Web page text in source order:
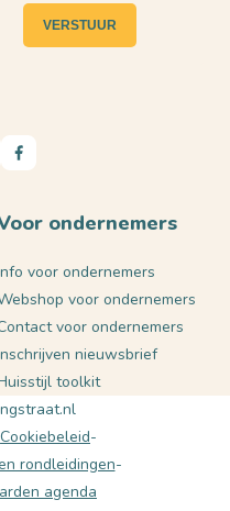
VERSTUUR
ondernemers
voor ondernemers
voor ondernemers
voor ondernemers
nieuwsbrief
toolkit
Cookiebeleid
rondleidingen
agenda